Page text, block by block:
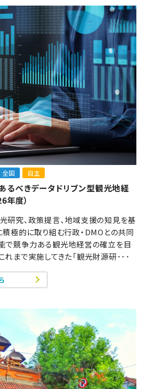
全国 自主
るべきデータドリブン型観光地経
年度）
研究、政策提言、地域支援の知見を基
積極的に取り組む行政・DMOとの共同
で競争力ある観光地経営の確立を目
れまで実施してきた「観光財源研･･･